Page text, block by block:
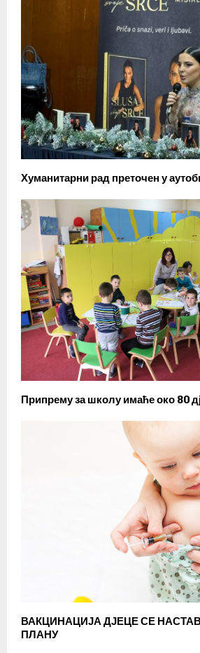
Хуманитарни рад преточен у
Припрему за школу имаће око 80
ВАКЦИНАЦИЈА ДЈЕЦЕ СЕ
ПЛАНУ